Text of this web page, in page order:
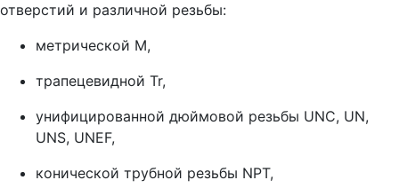
отверстий и различной резьбы:
метрической М,
трапецевидной Tr,
унифицированной дюймовой резьбы UNC, UN,
UNS, UNEF,
конической трубной резьбы NPT,